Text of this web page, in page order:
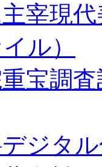
宰現
ル）
宝調
ジタ